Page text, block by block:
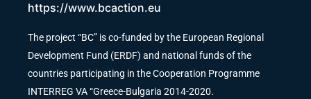
https://www.bcaction.eu
The project “BC” is co-funded by the European Regional
Development Fund (ERDF) and national funds of the
countries participating in the Cooperation Programme
INTERREG VA “Greece-Bulgaria 2014-2020.